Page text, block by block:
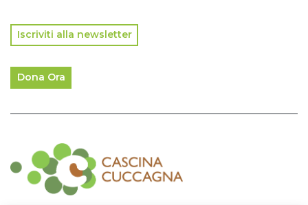
Iscriviti alla newsletter
Dona Ora